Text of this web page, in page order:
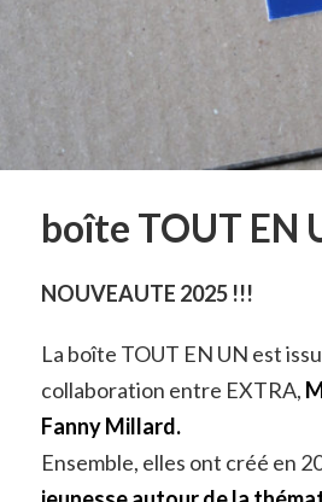
boîte TOUT EN
NOUVEAUTE 2025 !!!
La boîte TOUT EN UN est
collaboration entre EXTRA,
Fanny Millard.
Ensemble, elles ont créé en